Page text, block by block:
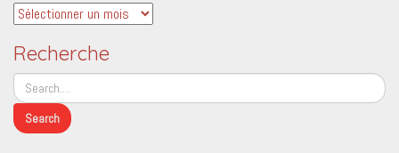
Archives
Recherche